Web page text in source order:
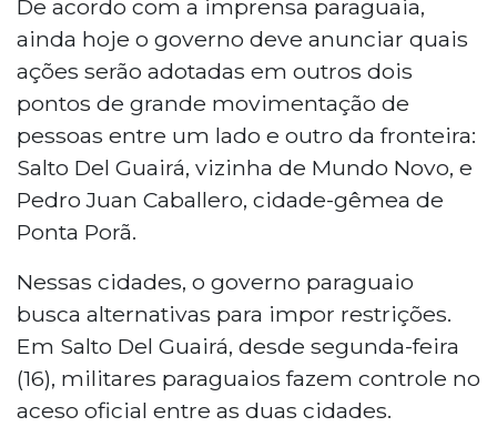
De acordo com a imprensa paraguaia,
ainda hoje o governo deve anunciar quais
ações serão adotadas em outros dois
pontos de grande movimentação de
pessoas entre um lado e outro da fronteira:
Salto Del Guairá, vizinha de Mundo Novo, e
Pedro Juan Caballero, cidade-gêmea de
Ponta Porã.
Nessas cidades, o governo paraguaio
busca alternativas para impor restrições.
Em Salto Del Guairá, desde segunda-feira
(16), militares paraguaios fazem controle no
aceso oficial entre as duas cidades.